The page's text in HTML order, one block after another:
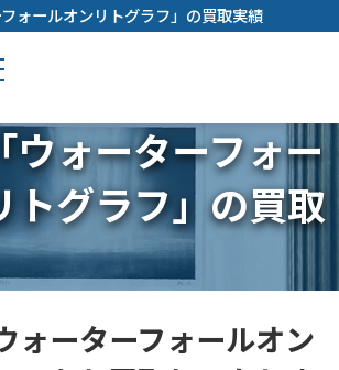
内
容
キ
ッ
プ
ォールオンリトグラフ」の買取実績
ウォーターフォー
トグラフ」の買取
ォーターフォールオン